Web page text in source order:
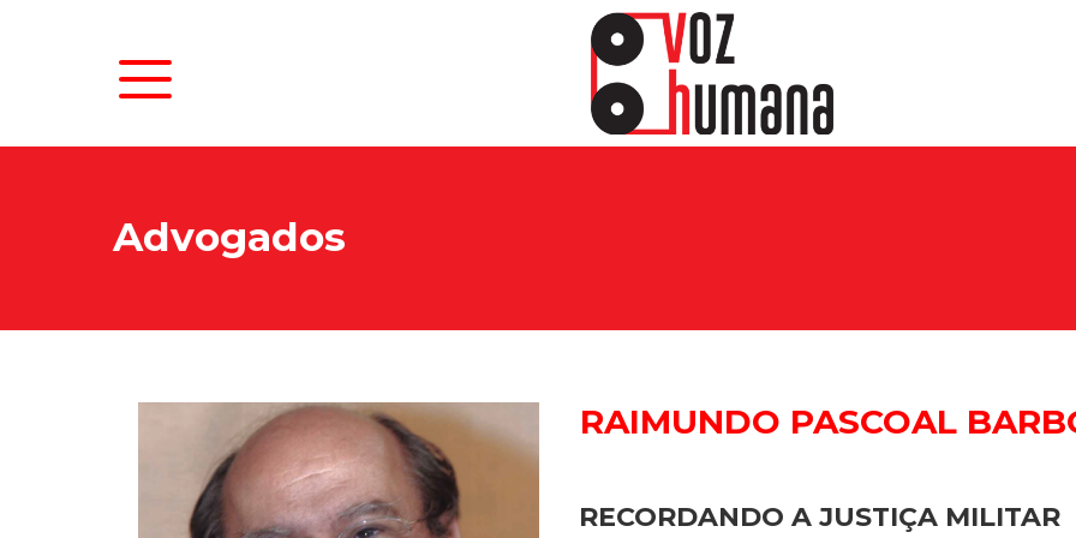
Advogados
RAIMUNDO PASCOAL
RECORDANDO A JUSTIÇA MILITAR
Newsletter.